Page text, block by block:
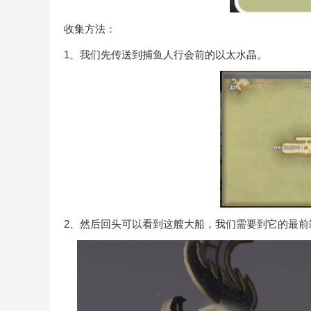
收集方法：
1、我们先传送到捕鱼人行会前的以太水晶。
2、然后回头可以看到这艘大船，我们需要到它的最